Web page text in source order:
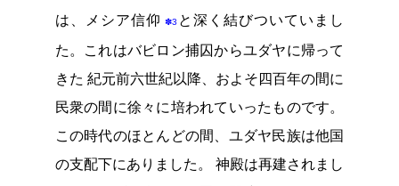
は、メシア信仰 ✽3 と深く結びついていまし
た。これはバビロン捕囚からユダヤに帰って
きた 紀元前六世紀以降、およそ四百年の間に
民衆の間に徐々に培われていったものです。
この時代のほとんどの間、ユダヤ民族は他国
の支配下にありました。 神殿は再建されまし